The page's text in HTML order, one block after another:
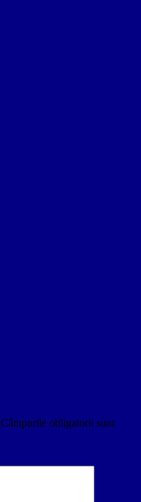
Câmpurile obligatorii sunt